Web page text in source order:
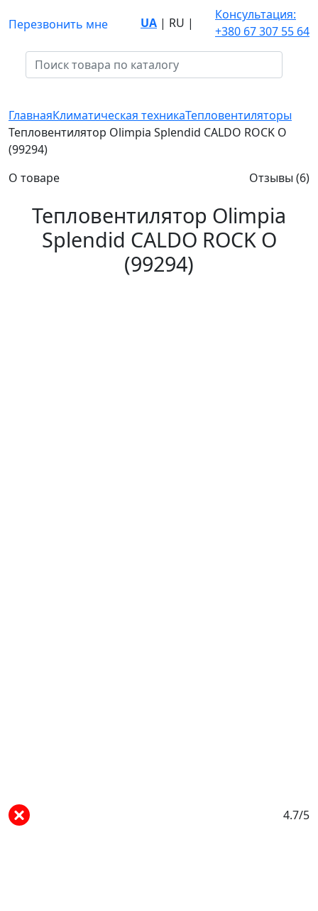
Перезвонить мне UA | RU |
Консультация:
+380 67 307 55 64
ГлавнаяКлиматическая техникаТепловентиляторы
Тепловентилятор Olimpia Splendid CALDO ROCK O
(99294)
О товаре
Отзывы (6)
Тепловентилятор Olimpia
Splendid CALDO ROCK O
(99294)
4.7/5